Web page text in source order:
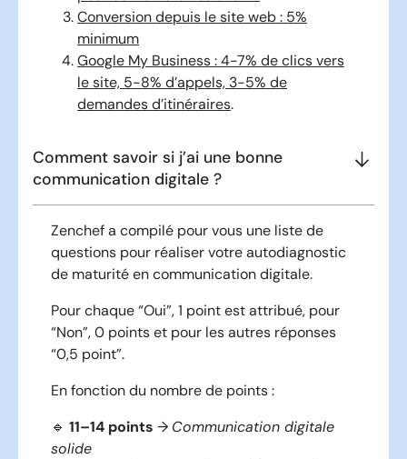
Conversion depuis le site web : 5%
minimum
Google My Business : 4-7% de clics vers
le site, 5-8% d’appels, 3-5% de
demandes d’itinéraires.
Comment savoir si j’ai une bonne
communication digitale ?
Zenchef a compilé pour vous une liste de
questions pour réaliser votre autodiagnostic
de maturité en communication digitale.
Pour chaque “Oui”, 1 point est attribué, pour
“Non”, 0 points et pour les autres réponses
“0,5 point”.
En fonction du nombre de points :
🔹 11–14 points → Communication digitale
solide